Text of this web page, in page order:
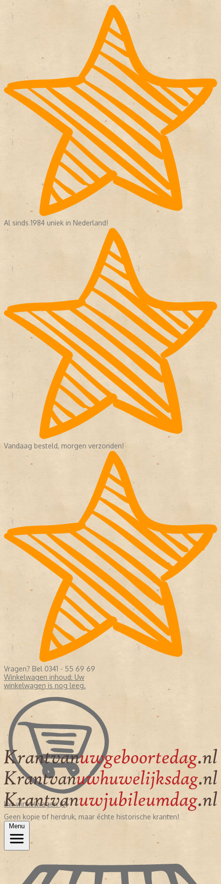
Al sinds 1984 uniek in Nederland!
Vandaag besteld, morgen verzonden!
Vragen? Bel 0341 - 55 69 69
Winkelwagen inhoud: Uw
winkelwagen is nog leeg.
Uw winkelwagen (0)
Geen kopie of herdruk, maar échte historische kranten!
Menu